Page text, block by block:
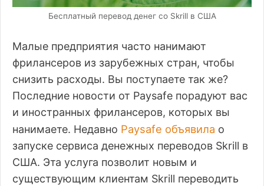
Бесплатный перевод денег со Skrill в США
Малые предприятия часто нанимают
фрилансеров из зарубежных стран, чтобы
снизить расходы. Вы поступаете так же?
Последние новости от Paysafe порадуют вас
и иностранных фрилансеров, которых вы
нанимаете. Недавно Paysafe объявила о
запуске сервиса денежных переводов Skrill в
США. Эта услуга позволит новым и
существующим клиентам Skrill переводить